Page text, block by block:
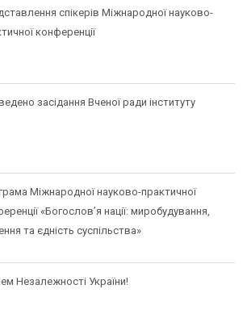
спікерів Міжнародної науково-
конференції
засідання Вченої ради інституту
Міжнародної науково-практичної
«Богослов’я нації: миробудування,
та єдність суспільства»
Незалежності України!